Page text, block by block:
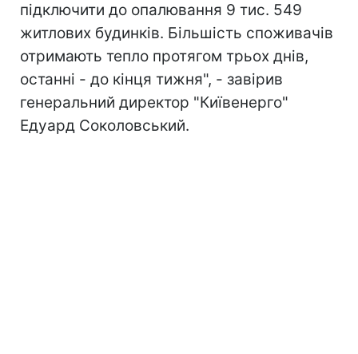
підключити до опалювання 9 тис. 549
житлових будинків. Більшість споживачів
отримають тепло протягом трьох днів,
останні - до кінця тижня", - завірив
генеральний директор "Київенерго"
Едуард Соколовський.